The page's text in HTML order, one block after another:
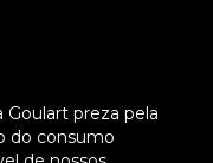
Goulart preza pela
do consumo